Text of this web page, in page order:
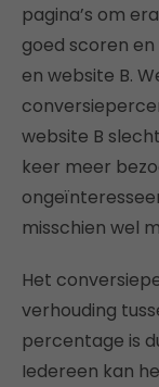
pagina’s om
goed scoren
en website B.
website B
keer meer
misschien wel
Het
verhouding
percentage is
Iedereen kan